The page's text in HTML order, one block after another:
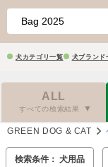
犬カテゴリ一覧 犬ブランド
ALL
すべての検索結果
GREEN DOG & CAT
検索条件： 犬用品